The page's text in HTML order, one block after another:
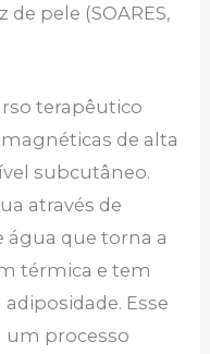
pele (SOARES,
terapêutico
de alta
subcutâneo.
através de
água que torna a
térmica e tem
Esse
um processo